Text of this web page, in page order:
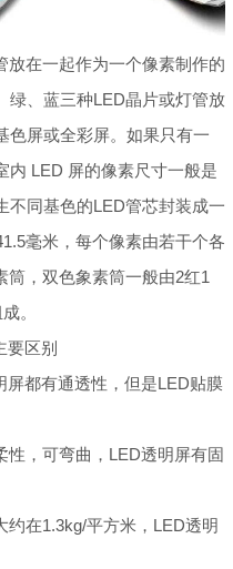
在一起作为一个像素制作的
绿、蓝三种LED晶片或灯管放
色屏或全彩屏。如果只有一
内 LED 屏的像素尺寸一般是
不同基色的LED管芯封装成一
毫米，每个像素由若干个各
，双色象素筒一般由2红1
。
区别
都有通透性，但是LED贴膜
，可弯曲，LED透明屏有固
在1.3kg/平方米，LED透明